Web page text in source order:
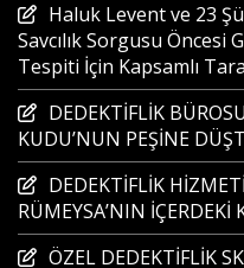
Haluk Levent ve 23
Savcılık Sorgusu Öncesi
Tespiti İçin Kapsamlı
DEDEKTİFLİK
KUDU’NUN PEŞİNE
DEDEKTİFLİK
RÜMEYSA’NIN İÇERDEKİ
ÖZEL DEDEKTİFLİK